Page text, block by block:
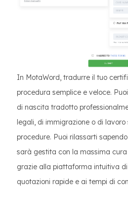
In MotaWord, tradurre il tuo
procedura semplice e veloce.
di nascita tradotto
legali, di immigrazione o di
procedure. Puoi rilassarti
sarà gestita con la massima
grazie alla piattaforma intuitiva
quotazioni rapide e ai tempi di